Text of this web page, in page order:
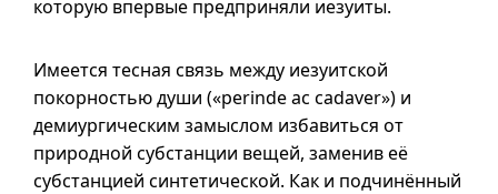
которую впервые предприняли иезуиты.
Имеется тесная связь между иезуитской
покорностью души («perinde ас cadaver») и
демиургическим замыслом избавиться от
природной субстанции вещей, заменив её
субстанцией синтетической. Как и подчинённый